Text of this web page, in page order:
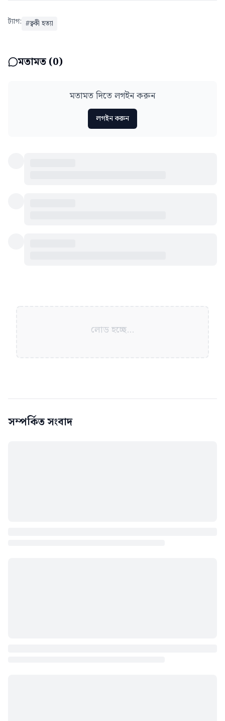
ট্যাগ: #ত্বকী হত্যা
মতামত (0)
মতামত দিতে লগইন করুন
লগইন করুন
লোড হচ্ছে...
সম্পর্কিত সংবাদ